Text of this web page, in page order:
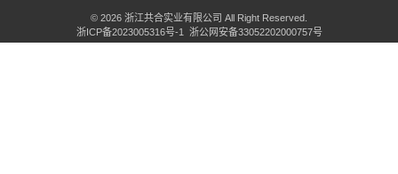
© 2026 浙江共合实业有限公司 All Right Reserved.
浙ICP备2023005316号-1
浙公网安备33052202000757号